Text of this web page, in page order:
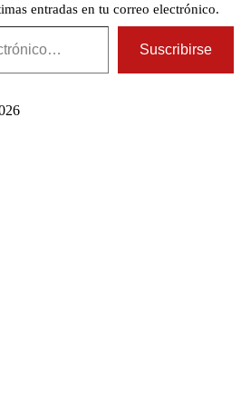
entradas en tu correo electrónico.
Suscribirse